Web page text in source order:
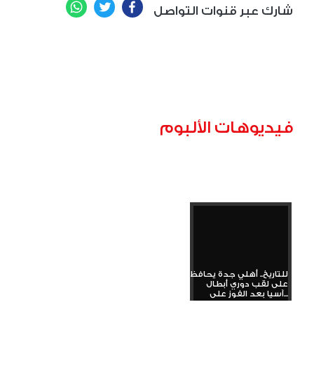
شارك عبر قنوات التواصل Facebook
Twitter
فيديوهات الألبوم
للتاريخ.. أهلي جدة يحافظ
على لقب دوري أبطال
آسيا بعد الفوز على...